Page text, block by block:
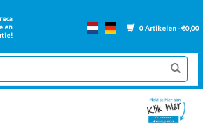
en
0 Artikelen - €0,00